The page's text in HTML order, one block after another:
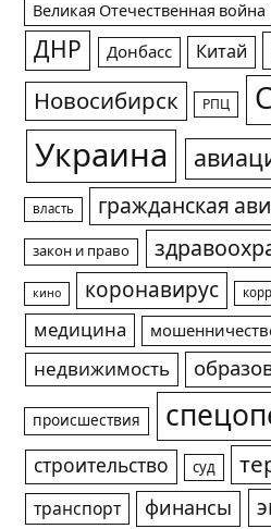
Великая Отечественная война
ДНР Донбасс Китай
Новосибирск РПЦ
Украина
власть гражданская
закон и право
кино коронавирус
медицина
недвижимость
происшествия
строительство суд
транспорт финансы